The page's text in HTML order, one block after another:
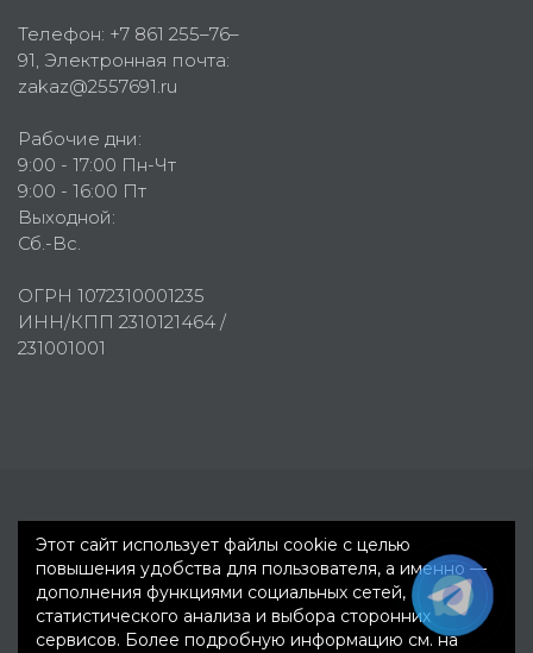
Телефон: +7 861 255–76–
91, Электронная почта:
zakaz@2557691.ru
Рабочие дни:
9:00 - 17:00 Пн-Чт
9:00 - 16:00 Пт
Выходной:
Сб.-Вс.
ОГРН 1072310001235
ИНН/КПП 2310121464 /
231001001
Этот сайт использует файлы cookie с целью
повышения удобства для пользователя, а именно —
дополнения функциями социальных сетей,
статистического анализа и выбора сторонних
сервисов. Более подробную информацию см. на